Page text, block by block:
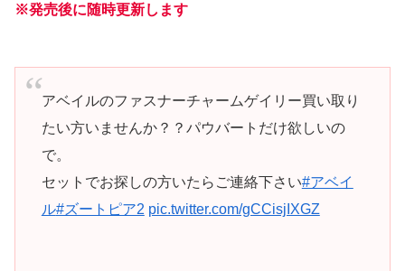
※発売後に随時更新します
アベイルのファスナーチャームゲイリー買い取り
たい方いませんか？？パウバートだけ欲しいの
で。
セットでお探しの方いたらご連絡下さい#アベイ
ル#ズートピア2 pic.twitter.com/gCCisjIXGZ